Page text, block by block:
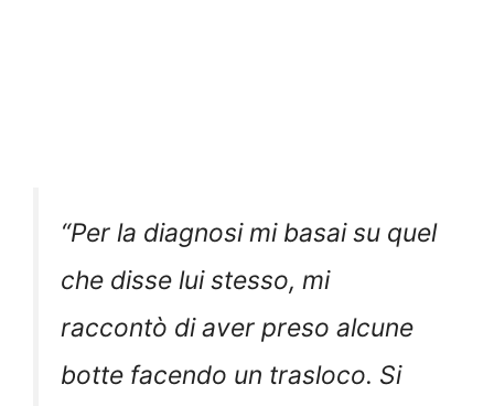
“Per la diagnosi mi basai su quel
che disse lui stesso, mi
raccontò di aver preso alcune
botte facendo un trasloco. Si